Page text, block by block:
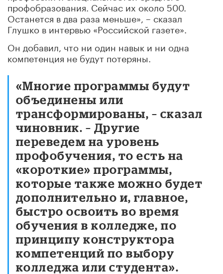
профобразования. Сейчас их около 500.
Останется в два раза меньше», – сказал
Глушко в интервью «Российской газете».
Он добавил, что ни один навык и ни одна
компетенция не будут потеряны.
«Многие программы будут
объединены или
трансформированы, – сказал
чиновник. – Другие
переведем на уровень
профобучения, то есть на
«короткие» программы,
которые также можно будет
дополнительно и, главное,
быстро освоить во время
обучения в колледже, по
принципу конструктора
компетенций по выбору
колледжа или студента».